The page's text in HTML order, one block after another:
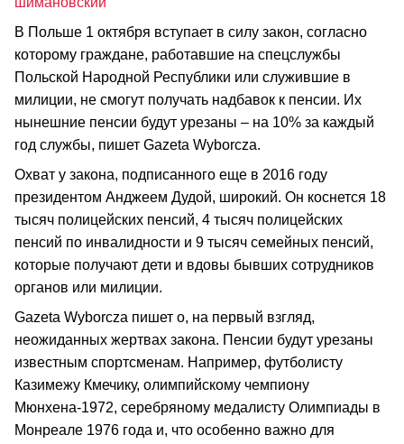
В Польше 1 октября вступает в силу закон, согласно
которому граждане, работавшие на спецслужбы
Польской Народной Республики или служившие в
милиции, не смогут получать надбавок к пенсии. Их
нынешние пенсии будут урезаны – на 10% за каждый
год службы, пишет Gazeta Wyborcza.
Охват у закона, подписанного еще в 2016 году
президентом Анджеем Дудой, широкий. Он коснется 18
тысяч полицейских пенсий, 4 тысяч полицейских
пенсий по инвалидности и 9 тысяч семейных пенсий,
которые получают дети и вдовы бывших сотрудников
органов или милиции.
Gazeta Wyborcza пишет о, на первый взгляд,
неожиданных жертвах закона. Пенсии будут урезаны
известным спортсменам. Например, футболисту
Казимежу Кмечику, олимпийскому чемпиону
Мюнхена-1972, серебряному медалисту Олимпиады в
Монреале 1976 года и, что особенно важно для